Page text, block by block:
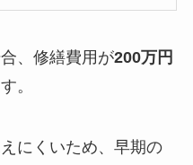
、修繕費用が200万円
。
にくいため、早期の